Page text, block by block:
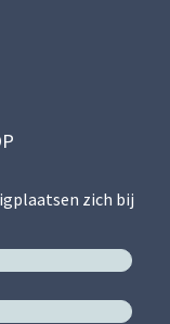
zich bij